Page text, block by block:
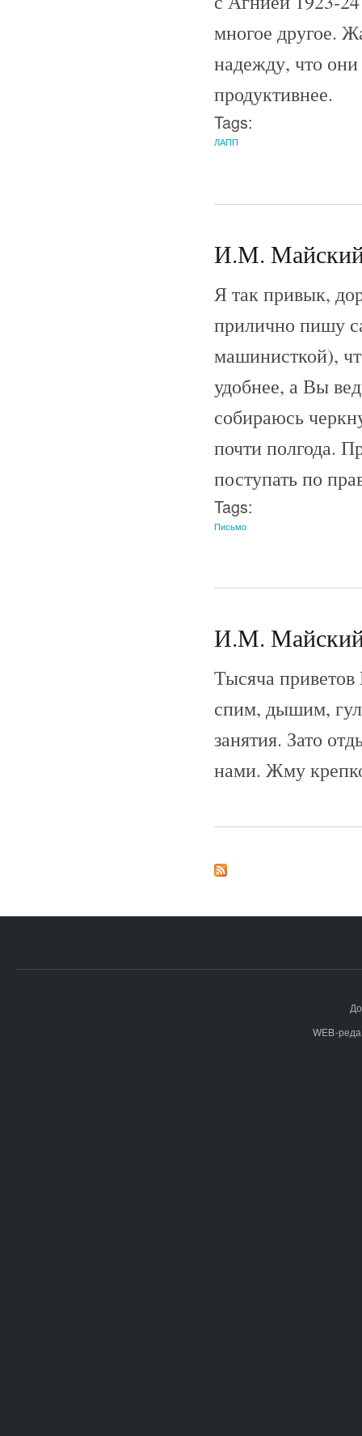
многое другое.
надежду, что
продуктивнее.
Tags:
ЛАПП
И.М. Майский
Я так привык,
прилично пишу
машинисткой),
удобнее, а Вы
собираюсь
почти полгода.
поступать по
Tags:
Письмо
И.М. Майский
Тысяча
спим, дышим,
занятия. Зато
нами. Жму
WEB-